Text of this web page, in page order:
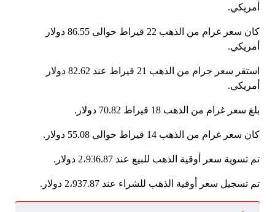
أمريكي.
كان سعر غرام من الذهب 22 قيراط حوالي 86.55 دولار
أمريكي.
استقر سعر جرام من الذهب 21 قيراط عند 82.62 دولار
أمريكي.
بلغ سعر غرام من الذهب 18 قيراط 70.82 دولار.
كان سعر غرام من الذهب 14 قيراط حوالي 55.08 دولار.
تم تسوية سعر أوقية الذهب للبيع عند 2،936.87 دولار.
تم تسجيل سعر أوقية الذهب للشراء عند 2،937.87 دولار.